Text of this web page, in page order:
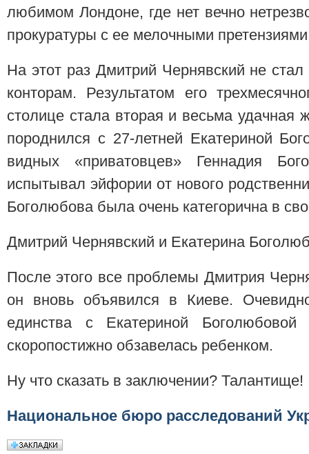
любимом Лондоне, где нет вечно
прокуратуры с ее мелочными
На этот раз Дмитрий Чернявский не
конторам. Результатом его
столице стала вторая и весьма удачная
породнился с 27-летней Екатериной
видных «приватовцев» Геннадия
испытывал эйфории от нового
Боголюбова была очень категорична в
Дмитрий Чернявский и Екатерина
После этого все проблемы Дмитрия
он вновь объявился в Киеве.
единства с Екатериной
скоропостижно обзавелась ребенком.
Ну что сказать в заключении? Талантище!
Национальное бюро расследований